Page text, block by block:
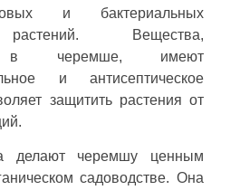
и бактериальных
Вещества,
в черемше, имеют
и антисептическое
защитить растения от
делают черемшу ценным
садоводстве. Она